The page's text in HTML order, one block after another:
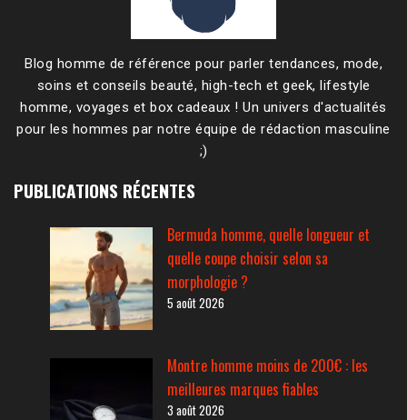
Blog homme de référence pour parler tendances, mode,
soins et conseils beauté, high-tech et geek, lifestyle
homme, voyages et box cadeaux ! Un univers d'actualités
pour les hommes par notre équipe de rédaction masculine
;)
PUBLICATIONS RÉCENTES
Bermuda homme, quelle longueur et
quelle coupe choisir selon sa
morphologie ?
5 août 2026
Montre homme moins de 200€ : les
meilleures marques fiables
3 août 2026